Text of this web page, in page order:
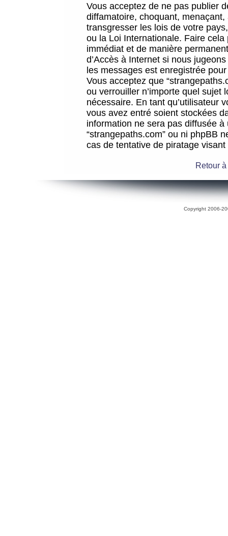
Vous acceptez de ne pas publier
diffamatoire, choquant,
transgresser les lois de votre
ou la Loi Internationale. Faire
immédiat et de manière
d’Accès à Internet si nous
les messages est enregistrée
Vous acceptez que
ou verrouiller n’importe quel sujet
nécessaire. En tant qu’utilisateur
vous avez entré soient stockées
information ne sera pas diffusée
“strangepaths.com” ou ni phpBB
cas de tentative de piratage
Retour
Copyright 2006-